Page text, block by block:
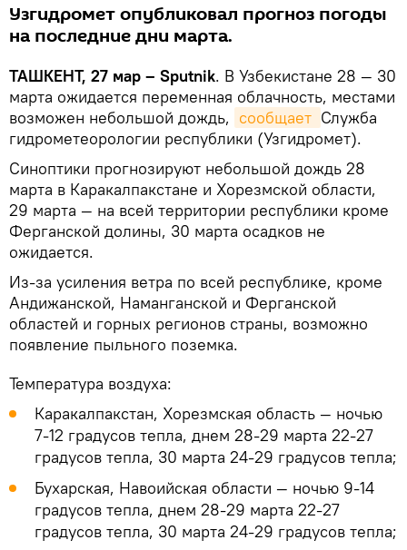
Узгидромет опубликовал прогноз погоды
на последние дни марта.
ТАШКЕНТ, 27 мар – Sputnik. В Узбекистане 28 — 30
марта ожидается переменная облачность, местами
возможен небольшой дождь, сообщает Служба
гидрометеорологии республики (Узгидромет).
Синоптики прогнозируют небольшой дождь 28
марта в Каракалпакстане и Хорезмской области,
29 марта — на всей территории республики кроме
Ферганской долины, 30 марта осадков не
ожидается.
Из-за усиления ветра по всей республике, кроме
Андижанской, Наманганской и Ферганской
областей и горных регионов страны, возможно
появление пыльного поземка.
Температура воздуха:
Каракалпакстан, Хорезмская область — ночью
7-12 градусов тепла, днем 28-29 марта 22-27
градусов тепла, 30 марта 24-29 градусов тепла;
Бухарская, Навоийская области — ночью 9-14
градусов тепла, днем 28-29 марта 22-27
градусов тепла, 30 марта 24-29 градусов тепла;